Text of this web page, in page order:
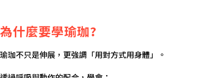
為什麼要學瑜珈?
瑜珈不只是伸展，更強調「用對方式用身體」。